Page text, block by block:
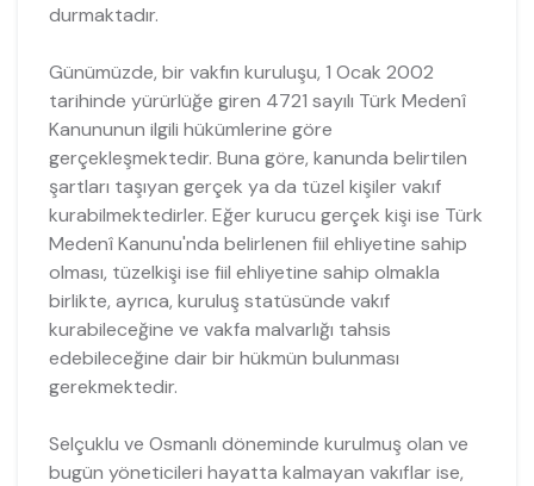
durmaktadır.
Günümüzde, bir vakfın kuruluşu, 1 Ocak 2002
tarihinde yürürlüğe giren 4721 sayılı Türk Medenî
Kanununun ilgili hükümlerine göre
gerçekleşmektedir. Buna göre, kanunda belirtilen
şartları taşıyan gerçek ya da tüzel kişiler vakıf
kurabilmektedirler. Eğer kurucu gerçek kişi ise Türk
Medenî Kanunu'nda belirlenen fiil ehliyetine sahip
olması, tüzelkişi ise fiil ehliyetine sahip olmakla
birlikte, ayrıca, kuruluş statüsünde vakıf
kurabileceğine ve vakfa malvarlığı tahsis
edebileceğine dair bir hükmün bulunması
gerekmektedir.
Selçuklu ve Osmanlı döneminde kurulmuş olan ve
bugün yöneticileri hayatta kalmayan vakıflar ise,